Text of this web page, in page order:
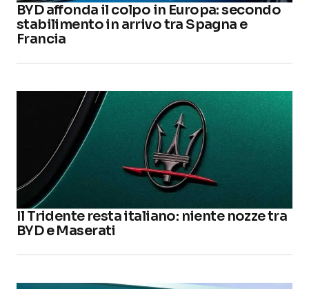
BYD affonda il colpo in Europa: secondo
stabilimento in arrivo tra Spagna e
Francia
Il Tridente resta italiano: niente nozze tra
BYD e Maserati